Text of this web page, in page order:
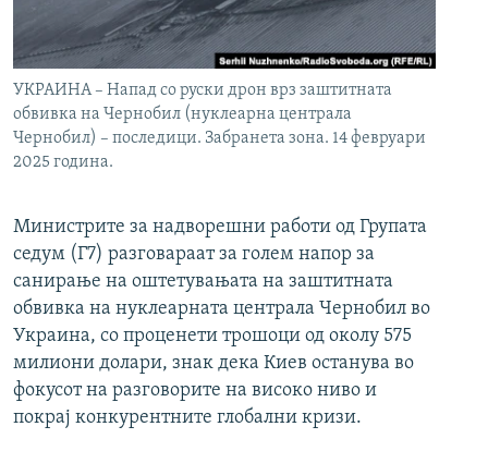
УКРАИНА – Напад со руски дрон врз заштитната
обвивка на Чернобил (нуклеарна централа
Чернобил) – последици. Забранета зона. 14 февруари
2025 година.
Министрите за надворешни работи од Групата
седум (Г7) разговараат за голем напор за
санирање на оштетувањата на заштитната
обвивка на нуклеарната централа Чернобил во
Украина, со проценети трошоци од околу 575
милиони долари, знак дека Киев останува во
фокусот на разговорите на високо ниво и
покрај конкурентните глобални кризи.